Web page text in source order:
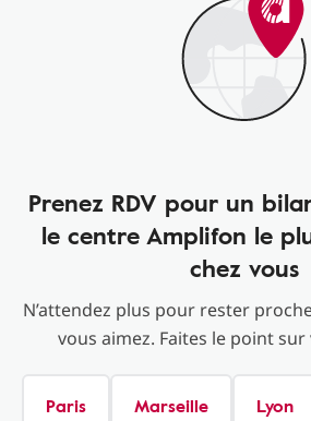
Prenez RDV pour un
le centre Amplifon le
chez vous
N’attendez plus pour rester
vous aimez. Faites le point
Paris Marseille Lyon